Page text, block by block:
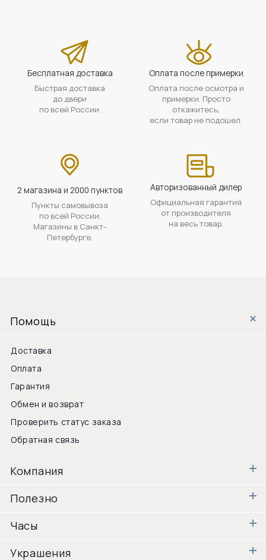
Бесплатная доставка
Быстрая доставка
до двери
по всей России.
Оплата после примерки
Оплата после осмотра и
примерки. Просто
откажитесь,
если товар не подошел.
2 магазина и 2000 пунктов
Пункты самовывоза
по всей России.
Магазины в Санкт-
Петербурге.
Авторизованный дилер
Официальная гарантия
от производителя
на весь товар.
Помощь
Доставка
Оплата
Гарантия
Обмен и возврат
Проверить статус заказа
Обратная связь
Компания
Полезно
Часы
Украшения